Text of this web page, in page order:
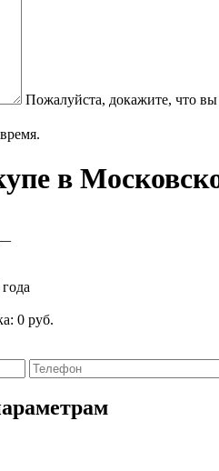
Пожалуйста, докажите, что
в
—
0 руб.